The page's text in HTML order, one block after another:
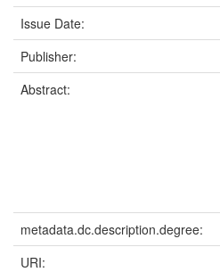
Issue Date:
Publisher:
Abstract:
metadata.dc.description.degree:
URI: